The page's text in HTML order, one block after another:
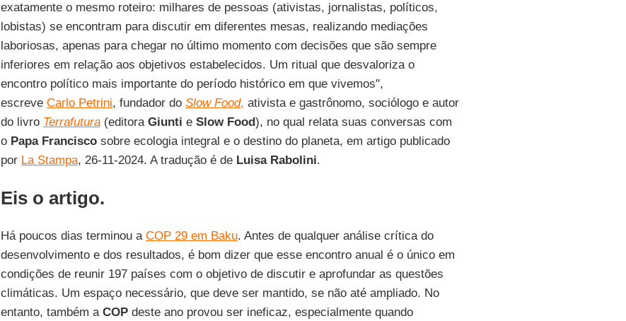
exatamente o mesmo roteiro: milhares de pessoas (ativistas, jornalistas, políticos,
lobistas) se encontram para discutir em diferentes mesas, realizando mediações
laboriosas, apenas para chegar no último momento com decisões que são sempre
inferiores em relação aos objetivos estabelecidos. Um ritual que desvaloriza o
encontro político mais importante do período histórico em que vivemos",
escreve Carlo Petrini, fundador do Slow Food, ativista e gastrônomo, sociólogo e autor
do livro Terrafutura(editora Giunti e Slow Food), no qual relata suas conversas com
o Papa Franciscosobre ecologia integral e o destino do planeta, em artigo publicado
por La Stampa, 26-11-2024. A tradução é de Luisa Rabolini.
Eis o artigo.
Há poucos dias terminou a COP 29 em Baku. Antes de qualquer análise crítica do
desenvolvimento e dos resultados, é bom dizer que esse encontro anual é o único em
condições de reunir 197 países com o objetivo de discutir e aprofundar as questões
climáticas. Um espaço necessário, que deve ser mantido, se não até ampliado. No
entanto, também a COPdeste ano provou ser ineficaz, especialmente quando